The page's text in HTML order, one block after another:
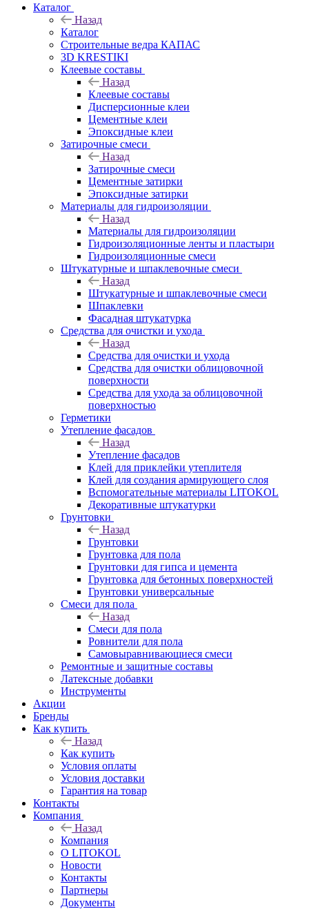
Каталог
Назад
Каталог
Строительные ведра КАПАС
3D KRESTIKI
Клеевые составы
Назад
Клеевые составы
Дисперсионные клеи
Цементные клеи
Эпоксидные клеи
Затирочные смеси
Назад
Затирочные смеси
Цементные затирки
Эпоксидные затирки
Материалы для гидроизоляции
Назад
Материалы для гидроизоляции
Гидроизоляционные ленты и пластыри
Гидроизоляционные смеси
Штукатурные и шпаклевочные смеси
Назад
Штукатурные и шпаклевочные смеси
Шпаклевки
Фасадная штукатурка
Средства для очистки и ухода
Назад
Средства для очистки и ухода
Средства для очистки облицовочной
поверхности
Средства для ухода за облицовочной
поверхностью
Герметики
Утепление фасадов
Назад
Утепление фасадов
Клей для приклейки утеплителя
Клей для создания армирующего слоя
Вспомогательные материалы LITOKOL
Декоративные штукатурки
Грунтовки
Назад
Грунтовки
Грунтовка для пола
Грунтовки для гипса и цемента
Грунтовка для бетонных поверхностей
Грунтовки универсальные
Смеси для пола
Назад
Смеси для пола
Ровнители для пола
Самовыравнивающиеся смеси
Ремонтные и защитные составы
Латексные добавки
Инструменты
Акции
Бренды
Как купить
Назад
Как купить
Условия оплаты
Условия доставки
Гарантия на товар
Контакты
Компания
Назад
Компания
О LITOKOL
Новости
Контакты
Партнеры
Документы